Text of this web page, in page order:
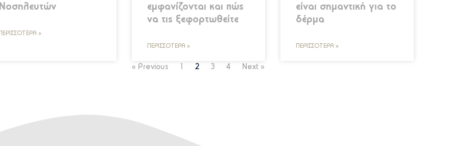
Νοσηλευτών
ΠΕΡΙΣΣΌΤΕΡΑ »
εμφανίζονται και πώς
να τις ξεφορτωθείτε
ΠΕΡΙΣΣΌΤΕΡΑ »
είναι σημαντική για το
δέρμα
ΠΕΡΙΣΣΌΤΕΡΑ »
« Previous 2 3 4 Next »